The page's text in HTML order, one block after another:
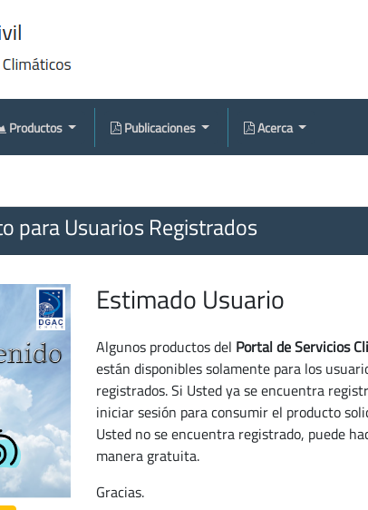
Productos Publicaciones Acerca
para Usuarios Registrados
Estimado Usuario
Algunos productos del Portal de Servicios
están disponibles solamente para los
registrados. Si Usted ya se encuentra
iniciar sesión para consumir el producto
Usted no se encuentra registrado, puede
manera gratuita.
Gracias.